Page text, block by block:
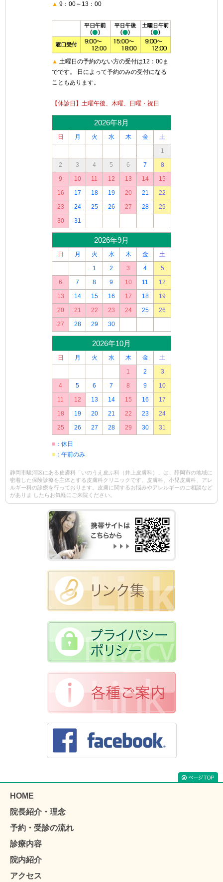
▲ 9：00～13：00
▲ 土曜日の予約のない方の受付は12：00ま
でです。 日によって予約のみの受付になる
こともあります。
【休診日】土曜午後、木曜、日曜・祝日
2026年8月
日 月 火 水 木 金
土
1
2
3 4 5 6 7
8
9
10 11 12 13 14
15
16
17 18 19 20 21
22
23
24 25 26 27 28
29
30
31
2026年9月
日 月 火 水 木 金
土
1
2 3 4
5
6
7 8 9 10 11
12
13
14 15 16 17 18
19
20
21 22 23 24 25
26
27
28 29 30
2026年10月
日 月 火 水 木 金
土
1
2
3
4
5 6 7 8 9
10
11
12 13 14 15 16
17
18
19 20 21 22 23
24
25
26 27 28 29 30 31
■ ：休日
■ ：午前のみ
静岡市駿河区にある皮膚科「いのうえ皮ふ科（井上皮膚科）」は、静岡市の地域に
密着した保険診療を主体とする皮膚科クリニックです。皮膚科、小児皮膚科、アレ
ルギー科の診療を行っております。皮膚に関するお悩みやアレルギーのご相談など
がありま したらお気軽にご来院ください。
HOME
院長紹介・理念
予約・受診の流れ
診療内容
院内紹介
アクセス